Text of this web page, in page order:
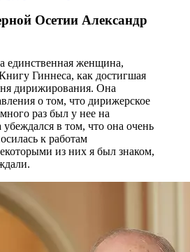
Осетии Александр
единственная женщина,
Гиннеса, как достигшая
дирижирования. Она
о том, что дирижерское
раз был у нее на
убеждался в том, что она очень
к работам
из них я был знаком,